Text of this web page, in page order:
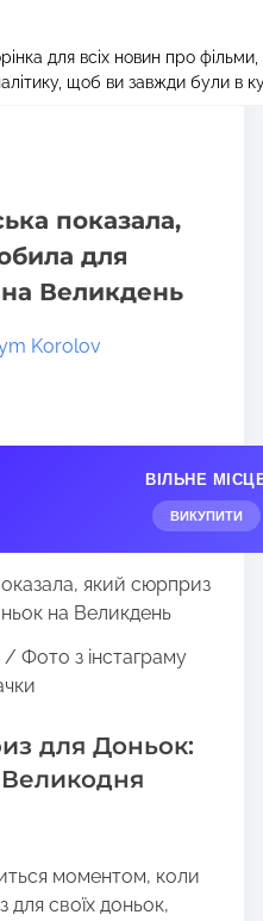
для всіх новин про
щоб ви завжди були в
показала, який сюрприз
показала,
для
Великдень
Korolov
ВІЛЬНЕ
ВИКУПИТИ
/ Фото з інстаграму
для Доньок:
моментом, коли
своїх доньок,